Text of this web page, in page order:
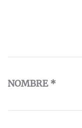
NOMBRE *